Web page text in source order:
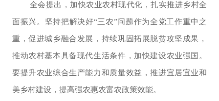
全会提出，加快农业农村现代化，扎实推进乡村全
面振兴。坚持把解决好“三农”问题作为全党工作重中之
重，促进城乡融合发展，持续巩固拓展脱贫攻坚成果，
推动农村基本具备现代生活条件，加快建设农业强国。
要提升农业综合生产能力和质量效益，推进宜居宜业和
美乡村建设，提高强农惠农富农政策效能。